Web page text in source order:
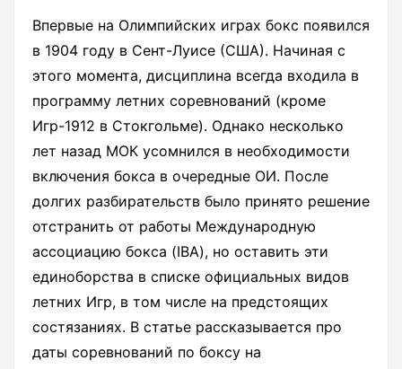
Впервые на Олимпийских играх бокс появился
в 1904 году в Сент-Луисе (США). Начиная с
этого момента, дисциплина всегда входила в
программу летних соревнований (кроме
Игр-1912 в Стокгольме). Однако несколько
лет назад МОК усомнился в необходимости
включения бокса в очередные ОИ. После
долгих разбирательств было принято решение
отстранить от работы Международную
ассоциацию бокса (IBA), но оставить эти
единоборства в списке официальных видов
летних Игр, в том числе на предстоящих
состязаниях. В статье рассказывается про
даты соревнований по боксу на